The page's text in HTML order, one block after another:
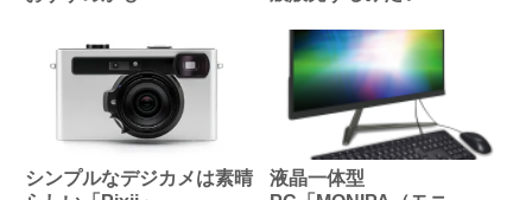
シンプルなデジカメは素晴
液晶一体型